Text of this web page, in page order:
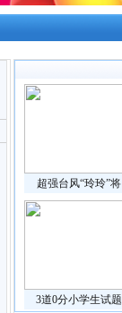
超强台风“玲玲”将
3道0分小学生试题